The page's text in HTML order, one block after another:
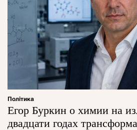
Політика
Егор Буркин о химии на
двадцати годах